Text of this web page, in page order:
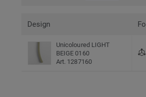
Design
Unicoloured LIGHT
BEIGE 0160
Art. 1287160